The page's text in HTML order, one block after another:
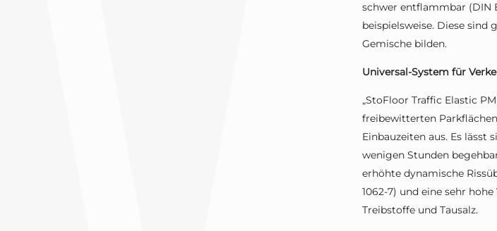
schwer entflammbar (DIN
beispielsweise. Diese sind
Gemische bilden.
Universal-System für
„StoFloor Traffic Elastic
freibewitterten
Einbauzeiten aus. Es
wenigen Stunden
erhöhte dynamische
1062-7) und eine sehr
Treibstoffe und Tausalz.